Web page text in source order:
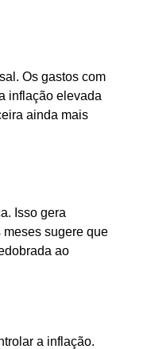
Os gastos com
inflação elevada
ainda mais
Isso gera
sugere que
ao
a inflação.